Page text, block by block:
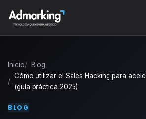
Inicio
Blog
Cómo utilizar el Sales Hacking para
(guía práctica 2025)
BLOG